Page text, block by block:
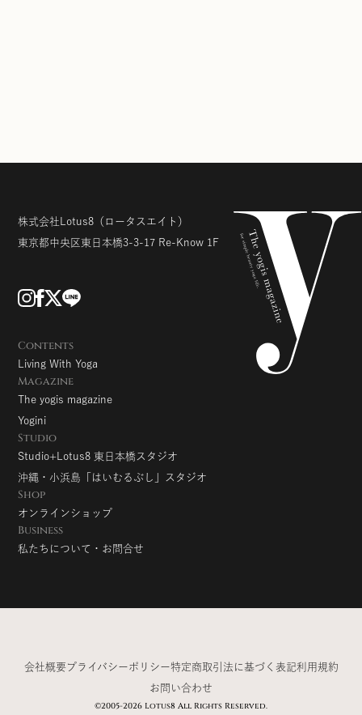
株式会社Lotus8 （ロータスエイト）
東京都中央区東日本橋3-3-17 Re-Know 1F
Contents
Living With Yoga
Magazine
The yogis magazine
Yogini
Studio
Studio+Lotus8 東日本橋スタジオ
沖縄・小浜島「はいむるぶし」スタジオ
Shop
オンラインショップ
Business
私たちについて・お問合せ
©2005-2026 Lotus8 All Rights Reserved.
会社概要プライバシーポリシー特定商取引法に基づく表記利用規約
お問い合わせ